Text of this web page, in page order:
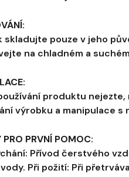
skladujte pouze v jeho
na chladném a
produktu
výrobku a manipulace s
PRO PRVNÍ POMOC:
Přívod čerstvého
Při požití: Při